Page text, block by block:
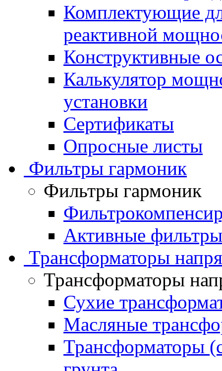
Комплектующие
реактивной
Конструктивные
Калькулятор
установки
Сертификаты
Опросные листы
Фильтры гармоник
Фильтры гармоник
Активные
Трансформаторы
Трансформаторы
Сухие
Масляные
Трансформаторы